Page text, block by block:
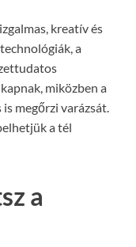
kreatív és
a
miközben a
megőrzi varázsát.
a tél
a